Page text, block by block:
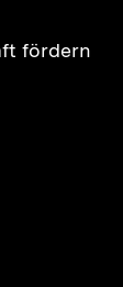
fördern